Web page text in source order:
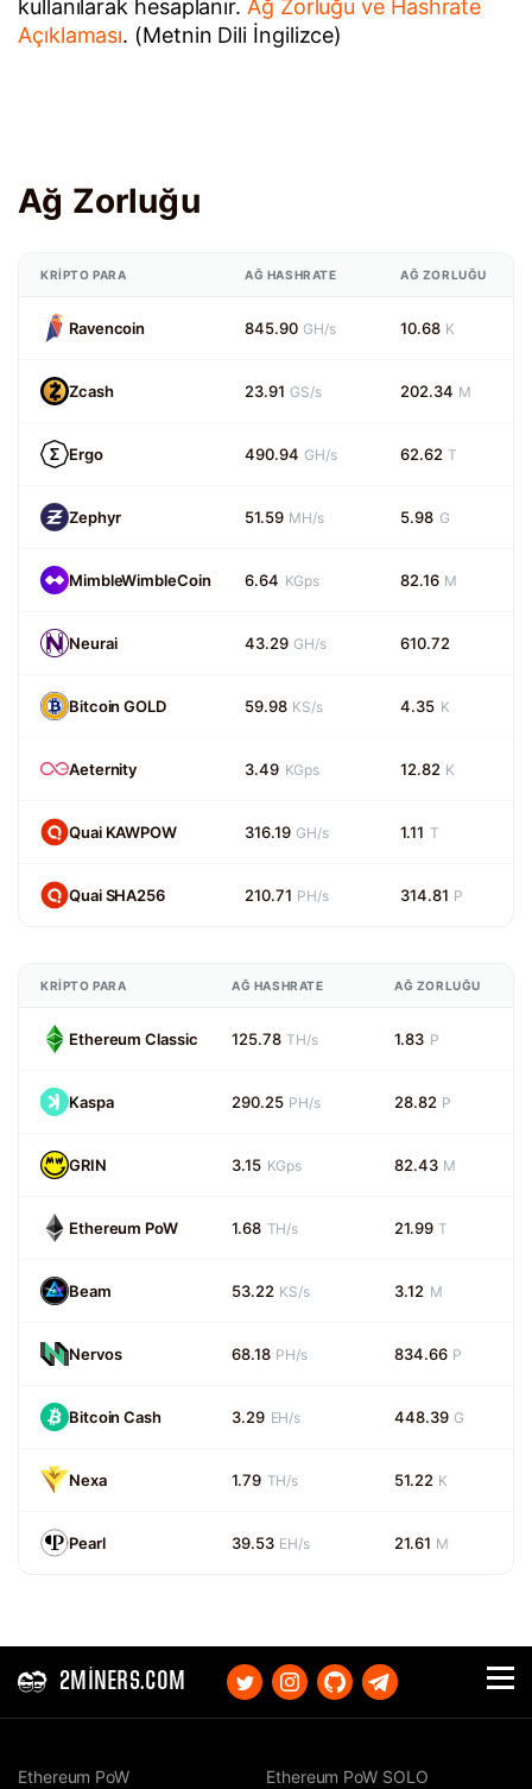
kullanılarak hesaplanır. Ağ Zorluğu ve Hashrate
Açıklaması. (Metnin Dili İngilizce)
Ağ Zorluğu
KRIPTO PARA AĞ HASHRATE AĞ ZORLUĞU
Ravencoin 845.90 GH/s 10.68 K
Zcash 23.91 GS/s 202.34 M
Ergo 490.94 GH/s 62.62 T
Zephyr 51.59 MH/s 5.98 G
MimbleWimbleCoin 6.64 KGps 82.16 M
Neurai 43.29 GH/s 610.72
Bitcoin GOLD 59.98 KS/s 4.35 K
Aeternity 3.49 KGps 12.82 K
Quai KAWPOW 316.19 GH/s 1.11 T
Quai SHA256 210.71 PH/s 314.81 P
KRIPTO PARA AĞ HASHRATE AĞ ZORLUĞU
Ethereum Classic 125.78 TH/s 1.83 P
Kaspa 290.25 PH/s 28.82 P
GRIN 3.15 KGps 82.43 M
Ethereum PoW 1.68 TH/s 21.99 T
Beam 53.22 KS/s 3.12 M
Nervos 68.18 PH/s 834.66 P
Bitcoin Cash 3.29 EH/s 448.39 G
Nexa 1.79 TH/s 51.22 K
Pearl 39.53 EH/s 21.61 M
2MINERS.COM
Ethereum PoW Ethereum PoW SOLO